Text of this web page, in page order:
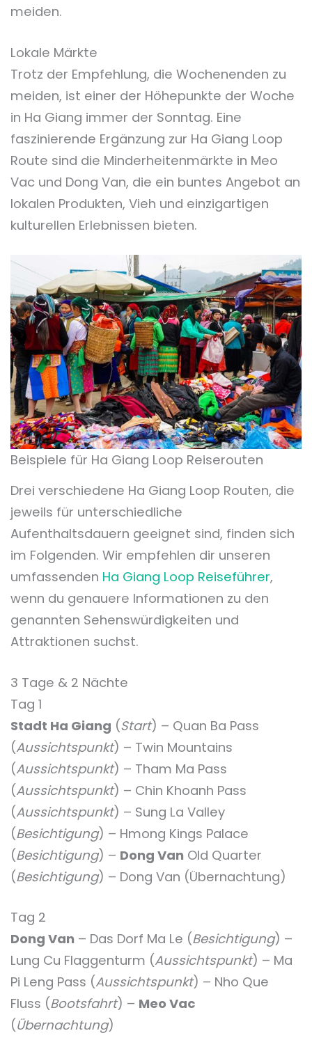
meiden.
Lokale Märkte
Trotz der Empfehlung, die Wochenenden zu
meiden, ist einer der Höhepunkte der Woche
in Ha Giang immer der Sonntag. Eine
faszinierende Ergänzung zur Ha Giang Loop
Route sind die Minderheitenmärkte in Meo
Vac und Dong Van, die ein buntes Angebot an
lokalen Produkten, Vieh und einzigartigen
kulturellen Erlebnissen bieten.
Beispiele für Ha Giang Loop Reiserouten
Drei verschiedene Ha Giang Loop Routen, die
jeweils für unterschiedliche
Aufenthaltsdauern geeignet sind, finden sich
im Folgenden. Wir empfehlen dir unseren
umfassenden Ha Giang Loop Reiseführer,
wenn du genauere Informationen zu den
genannten Sehenswürdigkeiten und
Attraktionen suchst.
3 Tage & 2 Nächte
Tag 1
Stadt Ha Giang (Start) – Quan Ba Pass
(Aussichtspunkt) – Twin Mountains
(Aussichtspunkt) – Tham Ma Pass
(Aussichtspunkt) – Chin Khoanh Pass
(Aussichtspunkt) – Sung La Valley
(Besichtigung) – Hmong Kings Palace
(Besichtigung) – Dong Van Old Quarter
(Besichtigung) – Dong Van (Übernachtung)
Tag 2
Dong Van – Das Dorf Ma Le (Besichtigung) –
Lung Cu Flaggenturm (Aussichtspunkt) – Ma
Pi Leng Pass (Aussichtspunkt) – Nho Que
Fluss (Bootsfahrt) – Meo Vac
(Übernachtung)